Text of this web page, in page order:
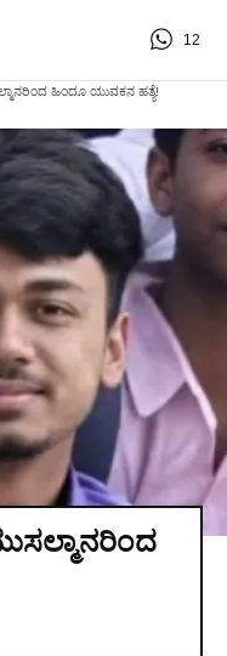
12
ಹಿಂದೂ ಯುವಕನ ಹತ್ಯೆ!